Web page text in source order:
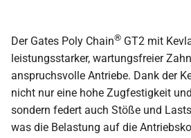
Der Gates Poly Chain® GT2 mit
leistungsstarker, wartungsfreier
anspruchsvolle Antriebe. Dank der
nicht nur eine hohe Zugfestigkeit
sondern federt auch Stöße und
was die Belastung auf die